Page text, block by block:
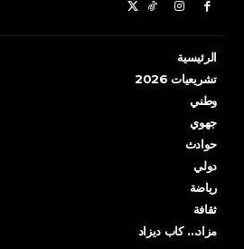
الرئيسية
تشريعيات 2026
وطني
جهوي
حوادث
دولي
رياضة
ثقافة
مزاد… كاب ديزاد